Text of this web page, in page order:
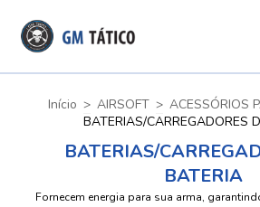
Início > AIRSOFT > ACESSÓRIOS
BATERIAS/CARREGADORES
BATERIAS/
BATERIA
Fornecem energia para sua arma,